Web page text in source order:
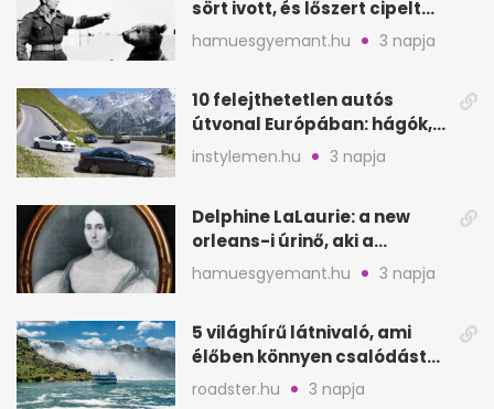
sört ivott, és lőszert cipelt
Monte Cassinónál
hamuesgyemant.hu 3 napja
10 felejthetetlen autós
útvonal Európában: hágók,
partok, fjordok
instylemen.hu 3 napja
Delphine LaLaurie: a new
orleans-i úrinő, aki a
padláson kínzott
hamuesgyemant.hu 3 napja
5 világhírű látnivaló, ami
élőben könnyen csalódást
okozhat
roadster.hu 3 napja